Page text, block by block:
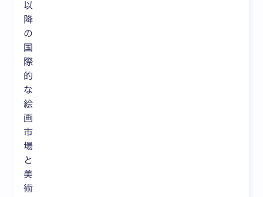
以
降
の
国
際
的
な
絵
画
市
場
と
美
術